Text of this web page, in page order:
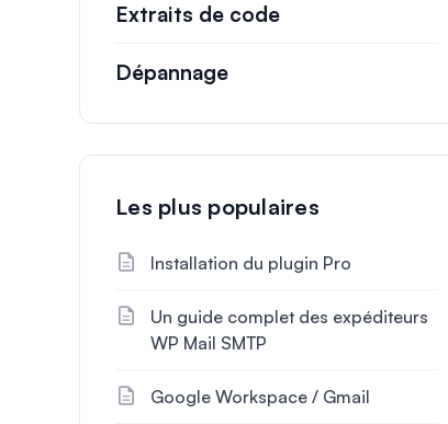
Extraits de code
Dépannage
Les plus populaires
Installation du plugin Pro
Un guide complet des expéditeurs
WP Mail SMTP
Google Workspace / Gmail